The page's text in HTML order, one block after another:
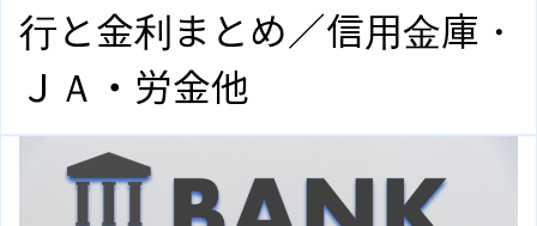
行と金利まとめ／信用金庫・
ＪＡ・労金他